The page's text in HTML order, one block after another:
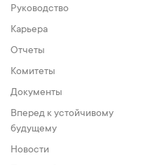
Руководство
Карьера
Отчеты
Комитеты
Документы
Вперед к устойчивому
будущему
Новости